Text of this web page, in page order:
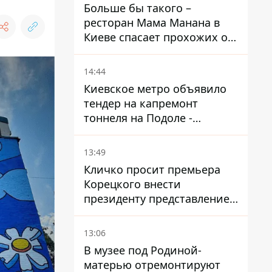
Больше бы такого –
ресторан Мама Манана в
Киеве спасает прохожих от
жары
14:44
Киевское метро объявило
тендер на капремонт
тоннеля на Подоле -
продлится почти два года
13:49
Кличко просит премьера
Корецкого внести
президенту представление
на увольнение властелина
Троещины Бахматова
13:06
В музее под Родиной-
матерью отремонтируют